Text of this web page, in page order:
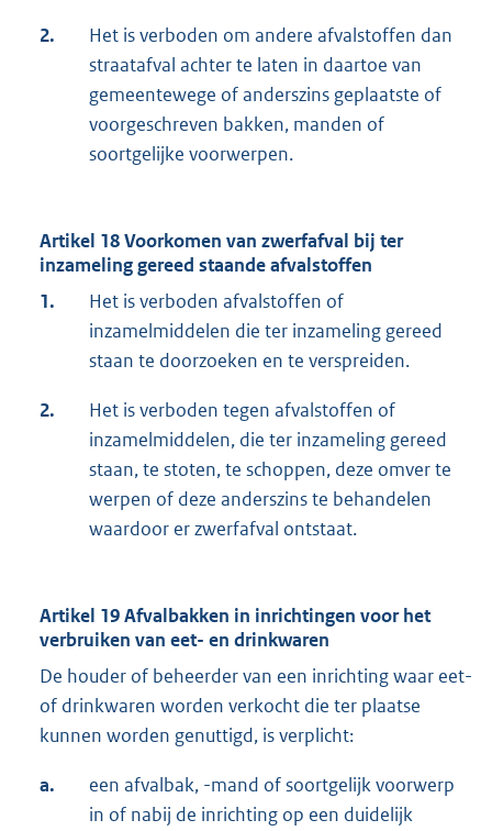
2.
Het is verboden om andere afvalstoffen dan
straatafval achter te laten in daartoe van
gemeentewege of anderszins geplaatste of
voorgeschreven bakken, manden of
soortgelijke voorwerpen.
Artikel 18 Voorkomen van zwerfafval bij ter
inzameling gereed staande afvalstoffen
1.
Het is verboden afvalstoffen of
inzamelmiddelen die ter inzameling gereed
staan te doorzoeken en te verspreiden.
2.
Het is verboden tegen afvalstoffen of
inzamelmiddelen, die ter inzameling gereed
staan, te stoten, te schoppen, deze omver te
werpen of deze anderszins te behandelen
waardoor er zwerfafval ontstaat.
Artikel 19 Afvalbakken in inrichtingen voor het
verbruiken van eet- en drinkwaren
De houder of beheerder van een inrichting waar eet-
of drinkwaren worden verkocht die ter plaatse
kunnen worden genuttigd, is verplicht:
a.
een afvalbak, -mand of soortgelijk voorwerp
in of nabij de inrichting op een duidelijk